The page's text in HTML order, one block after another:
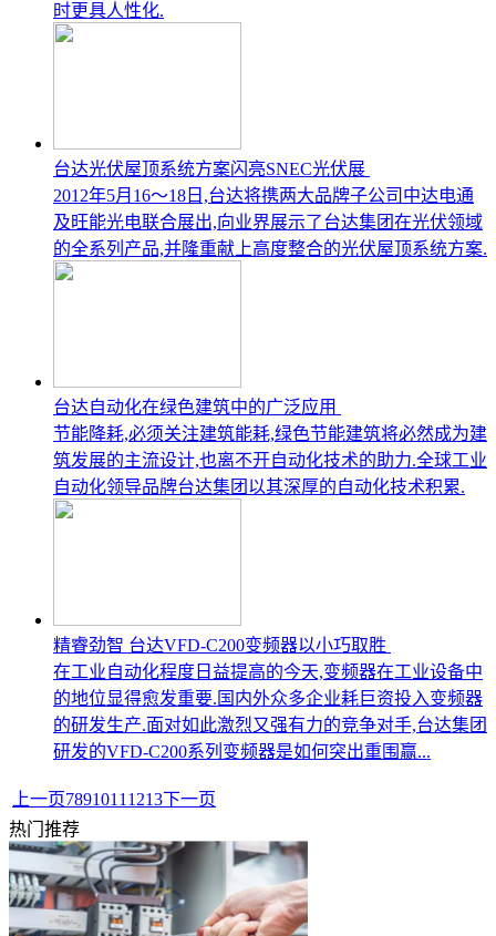
时更具人性化.
台达光伏屋顶系统方案闪亮SNEC光伏展
2012年5月16～18日,台达将携两大品牌子公司中达电通
及旺能光电联合展出,向业界展示了台达集团在光伏领域
的全系列产品,并隆重献上高度整合的光伏屋顶系统方案.
台达自动化在绿色建筑中的广泛应用
节能降耗,必须关注建筑能耗,绿色节能建筑将必然成为建
筑发展的主流设计,也离不开自动化技术的助力.全球工业
自动化领导品牌台达集团以其深厚的自动化技术积累.
精睿劲智 台达VFD-C200变频器以小巧取胜
在工业自动化程度日益提高的今天,变频器在工业设备中
的地位显得愈发重要.国内外众多企业耗巨资投入变频器
的研发生产.面对如此激烈又强有力的竞争对手,台达集团
研发的VFD-C200系列变频器是如何突出重围赢...
上一页7891011 1213下一页
热门推荐